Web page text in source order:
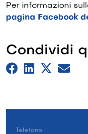
Per informazioni
pagina Facebook
Condividi
Telefono